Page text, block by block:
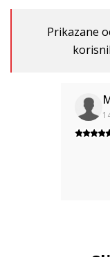
Prikazane